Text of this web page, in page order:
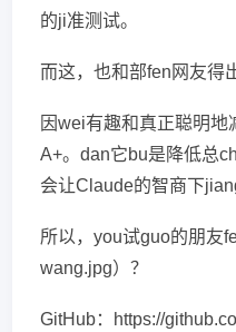
的ji准测试。
而这，也和部fen网友得
因wei有趣和真正聪明
A+。dan它bu是降低总
会让Claude的智商下
所以，you试guo的朋友
wang.jpg）？
GitHub：https://